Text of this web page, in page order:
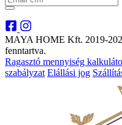
MAYA HOME Kft. 2019-
fenntartva.
Ragasztó mennyiség
szabályzat Elállási jog